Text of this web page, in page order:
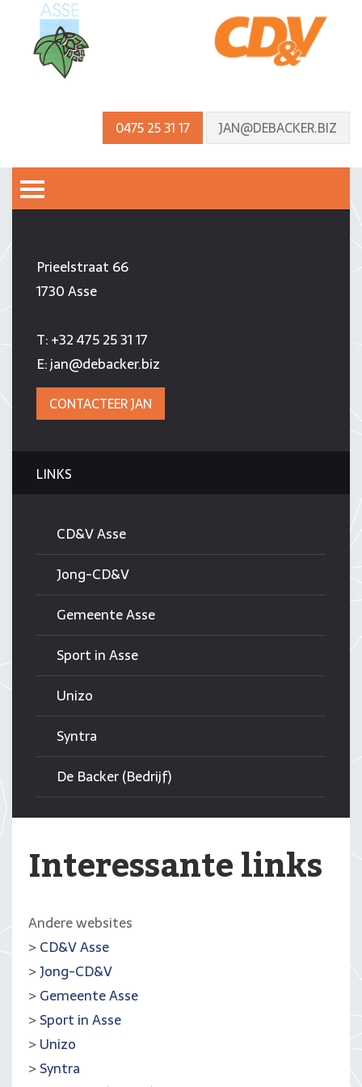
0475 25 31 17 JAN@DEBACKER.BIZ
JAN DE BACKER
Prieelstraat 66
1730 Asse
T:+32 475 25 31 17
E:jan@debacker.biz
CONTACTEER JAN
LINKS
CD&V Asse
Jong-CD&V
Gemeente Asse
Sport in Asse
Unizo
Syntra
De Backer (Bedrijf)
Interessante links
Andere websites
>CD&V Asse
>Jong-CD&V
>Gemeente Asse
>Sport in Asse
>Unizo
>Syntra